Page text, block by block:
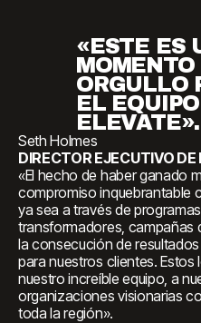
«ESTE ES
MOMENTO
ORGULLO
EL
ELEVATE».
Seth Holmes
DIRECTOR EJECUTIVO DE
«El hecho de haber ganado
compromiso inquebrantable
ya sea a través de
transformadores, campañas
la consecución de
para nuestros clientes.
nuestro increíble equipo, a
organizaciones visionarias
toda la región».